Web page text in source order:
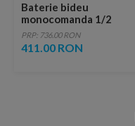
Baterie bideu
monocomanda 1/2
Grohe Eurosmart
Cosmopolitan
PRP: 736.00 RON
411.00 RON